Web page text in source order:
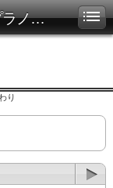
CANTIAMO IL BELCANTO ソプラノ千賀恵子オフィシャルホームページ
り